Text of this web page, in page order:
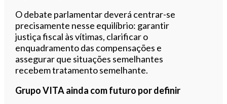
O debate parlamentar deverá centrar-se
precisamente nesse equilíbrio: garantir
justiça fiscal às vítimas, clarificar o
enquadramento das compensações e
assegurar que situações semelhantes
recebem tratamento semelhante.
Grupo VITA ainda com futuro por definir